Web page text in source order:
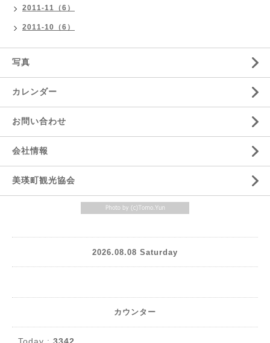
2011-11（6）
2011-10（6）
写真
カレンダー
お問い合わせ
会社情報
美瑛町観光協会
2026.08.08 Saturday
カウンター